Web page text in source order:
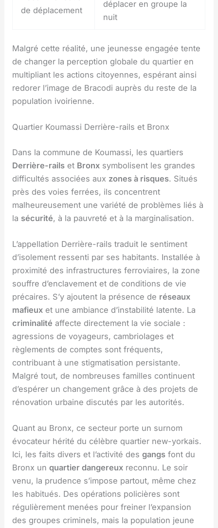
de déplacement
déplacer en groupe la
nuit
Malgré cette réalité, une jeunesse engagée tente
de changer la perception globale du quartier en
multipliant les actions citoyennes, espérant ainsi
redorer l’image de Bracodi auprès du reste de la
population ivoirienne.
Quartier Koumassi Derrière-rails et Bronx
Dans la commune de Koumassi, les quartiers
Derrière-rails et Bronx symbolisent les grandes
difficultés associées aux zones à risques. Situés
près des voies ferrées, ils concentrent
malheureusement une variété de problèmes liés à
la sécurité, à la pauvreté et à la marginalisation.
L’appellation Derrière-rails traduit le sentiment
d’isolement ressenti par ses habitants. Installée à
proximité des infrastructures ferroviaires, la zone
souffre d’enclavement et de conditions de vie
précaires. S’y ajoutent la présence de réseaux
mafieux et une ambiance d’instabilité latente. La
criminalité affecte directement la vie sociale :
agressions de voyageurs, cambriolages et
règlements de comptes sont fréquents,
contribuant à une stigmatisation persistante.
Malgré tout, de nombreuses familles continuent
d’espérer un changement grâce à des projets de
rénovation urbaine discutés par les autorités.
Quant au Bronx, ce secteur porte un surnom
évocateur hérité du célèbre quartier new-yorkais.
Ici, les faits divers et l’activité desgangs font du
Bronx unquartier dangereux reconnu. Le soir
venu, la prudence s’impose partout, même chez
les habitués. Des opérations policières sont
régulièrement menées pour freiner l’expansion
des groupes criminels, mais la population jeune